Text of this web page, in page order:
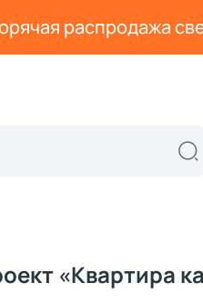
распродажа
«Квартира